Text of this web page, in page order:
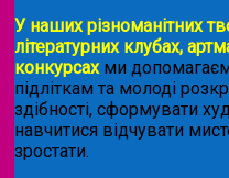
У наших різноманітних
літературних клубах,
конкурсахми
підліткам та молоді
здібності, сформувати
навчитися відчувати
зростати.